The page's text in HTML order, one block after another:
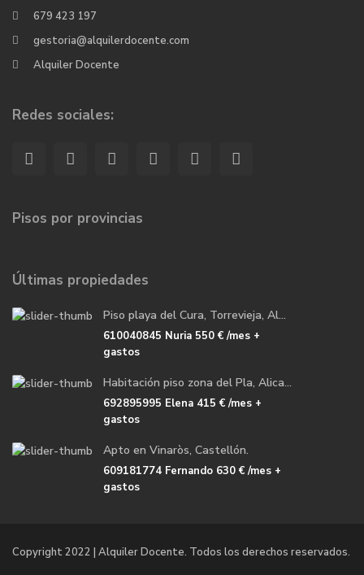
679 423 197
gestoria@alquilerdocente.com
Alquiler Docente
Redes sociales:
Pisos por provincias
Últimas propiedades
Piso playa del Cura, Torrevieja, Al...
610040845 Nuria 550 €/mes +
gastos
Habitación piso zona del Pla, Alica...
692895995 Elena 415 €/mes +
gastos
Apto en Vinaròs, Castellón.
609181774 Fernando 630 €/mes +
gastos
Copyright 2022 | Alquiler Docente. Todos los derechos reservados.